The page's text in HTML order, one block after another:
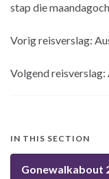
stap die
Vorig reisverslag:
Volgend reisverslag:
IN THIS SECTION
Gonewalkabout